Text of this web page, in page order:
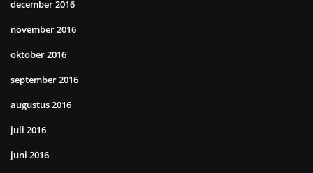
december 2016
november 2016
oktober 2016
september 2016
augustus 2016
juli 2016
juni 2016